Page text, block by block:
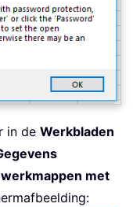
in de Werkbladen
met